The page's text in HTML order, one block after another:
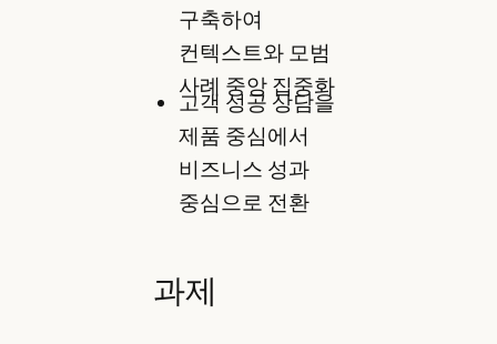
구축하여
컨텍스트와 모범
사례 중앙 집중화
고객 성공 상담을
제품 중심에서
비즈니스 성과
중심으로 전환
과제